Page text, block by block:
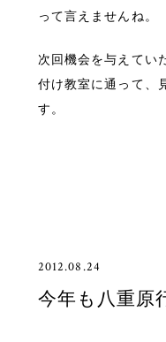
って言えませんね。
次回機会を与えてい
付け教室に通って、
す。
2012.08.24
今年も八重原